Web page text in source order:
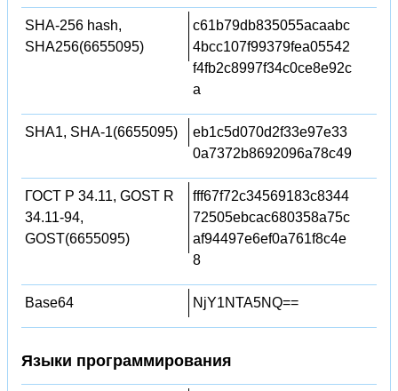
SHA-256 hash,
SHA256(6655095)
c61b79db835055acaabc
4bcc107f99379fea05542
f4fb2c8997f34c0ce8e92c
a
SHA1, SHA-1(6655095)
eb1c5d070d2f33e97e33
0a7372b8692096a78c49
ГОСТ Р 34.11, GOST R
34.11-94,
GOST(6655095)
fff67f72c34569183c8344
72505ebcac680358a75c
af94497e6ef0a761f8c4e
8
Base64 NjY1NTA5NQ==
Языки программирования